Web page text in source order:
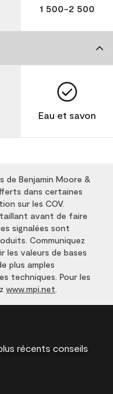
1 500-2 500
Eau et savon
de Benjamin Moore &
dans certaines
sur les COV.
avant de faire
signalées sont
Communiquez
les valeurs de bases
plus amples
techniques. Pour les
www.mpi.net
récents conseils